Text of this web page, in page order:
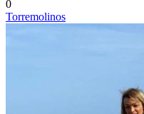
0
Torremolinos